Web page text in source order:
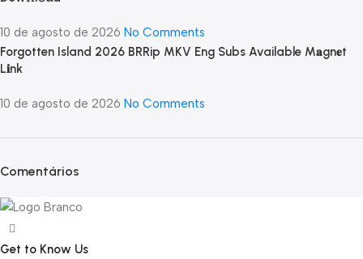
10 de agosto de 2026 No Comments
Forgotten Island 2026 BRRip MKV Eng Subs Available M𝐚gn𝐞t
L𝐢nk
10 de agosto de 2026 No Comments
Comentários
Get to Know Us